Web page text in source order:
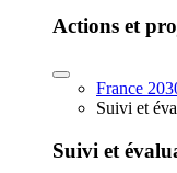
Actions et
France
Suivi et
Suivi et